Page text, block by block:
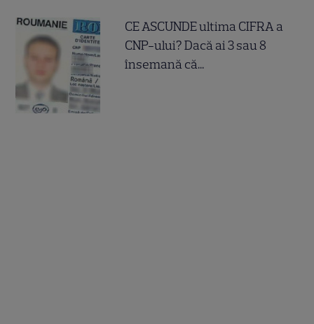
CE ASCUNDE ultima CIFRA a
CNP-ului? Dacă ai 3 sau 8
însemană că...